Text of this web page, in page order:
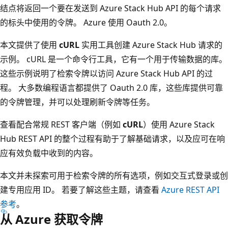
结点将返回一个要在发送到 Azure Stack Hub API 的每个请求
的标头中使用的令牌。 Azure 使用 Oauth 2.0。
本文提供了使用 cURL 实用工具创建 Azure Stack Hub 请求的
示例。 cURL 是一个命令行工具，它有一个用于传输数据的库。
这些示例说明了检索令牌以访问 Azure Stack Hub API 的过
程。 大多数编程语言都提供了 Oauth 2.0 库，这些库提供可靠
的令牌管理，并可以处理刷新令牌等任务。
查看配合常规 REST 客户端（例如 cURL）使用 Azure Stack
Hub REST API 的整个过程有助于了解基础请求，以及应可在响
应有效负载中收到的内容。
本文并未探索可用于检索令牌的所有选项，例如交互式登录或创
建专用应用 ID。 若要了解这些主题，请查看 Azure REST API
参考。
从 Azure 获取令牌